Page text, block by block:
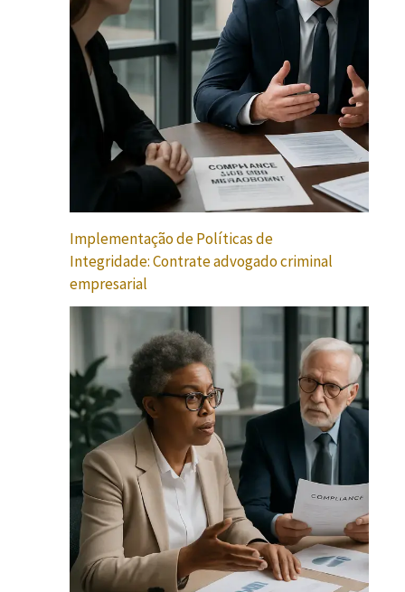
Implementação de Políticas de
Integridade: Contrate advogado criminal
empresarial